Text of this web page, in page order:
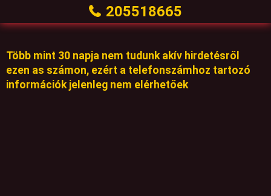
205518665
Több mint 30 napja nem tudunk akív hirdetésről
ezen as számon, ezért a telefonszámhoz tartozó
információk jelenleg nem elérhetőek